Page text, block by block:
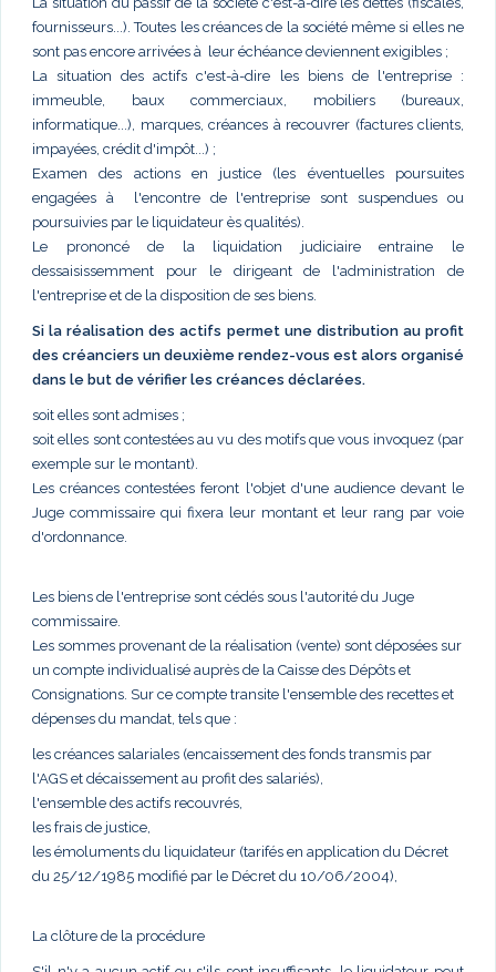
fournisseurs...). Toutes les créances de la société même si elles ne
sont pas encore arrivées à leur échéance deviennent exigibles ;
La situation des actifs c'est-à-dire les biens de l'entreprise :
immeuble, baux commerciaux, mobiliers (bureaux,
informatique...), marques, créances à recouvrer (factures clients,
impayées, crédit d'impôt...) ;
Examen des actions en justice (les éventuelles poursuites
engagées à l'encontre de l'entreprise sont suspendues ou
poursuivies par le liquidateur ès qualités).
Le prononcé de la liquidation judiciaire entraine le
dessaisissemment pour le dirigeant de l'administration de
l'entreprise et de la disposition de ses biens.
Si la réalisation des actifs permet une distribution au profit
des créanciers un deuxième rendez-vous est alors organisé
dans le but de vérifier les créances déclarées.
soit elles sont admises ;
soit elles sont contestées au vu des motifs que vous invoquez (par
exemple sur le montant).
Les créances contestées feront l'objet d'une audience devant le
Juge commissaire qui fixera leur montant et leur rang par voie
d'ordonnance.
Les biens de l'entreprise sont cédés sous l'autorité du Juge
commissaire.
Les sommes provenant de la réalisation (vente) sont déposées sur
un compte individualisé auprès de la Caisse des Dépôts et
Consignations. Sur ce compte transite l'ensemble des recettes et
dépenses du mandat, tels que :
les créances salariales (encaissement des fonds transmis par
l'AGS et décaissement au profit des salariés),
l'ensemble des actifs recouvrés,
les frais de justice,
les émoluments du liquidateur (tarifés en application du Décret
du 25/12/1985 modifié par le Décret du 10/06/2004),
La clôture de la procédure